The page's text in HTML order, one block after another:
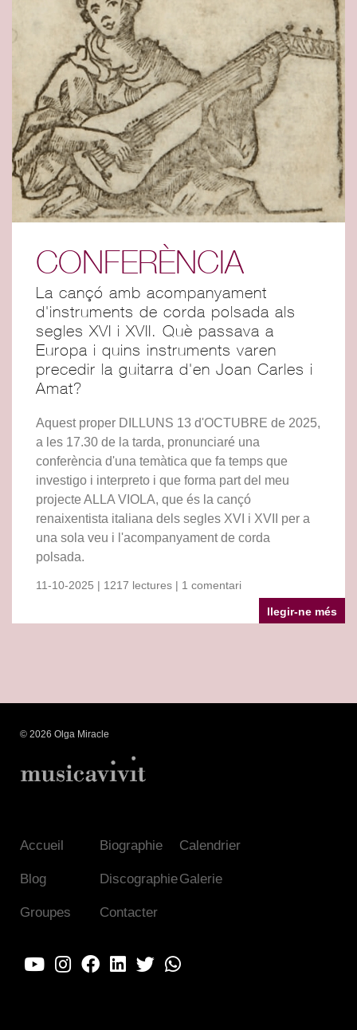
CONFERÈNCIA
La cançó amb acompanyament
d'instruments de corda polsada als
segles XVI i XVII. Què passava a
Europa i quins instruments varen
precedir la guitarra d'en Joan Carles i
Amat?
Aquest proper DILLUNS 13 d'OCTUBRE de 2025,
a les 17.30 de la tarda, pronunciaré una
conferència d'una temàtica que fa temps que
investigo i interpreto i que forma part del meu
projecte ALLA VIOLA, que és la cançó
renaixentista italiana dels segles XVI i XVII per a
una sola veu i l'acompanyament de corda
polsada.
11-10-2025 | 1217 lectures | 1 comentari
llegir-ne més
© 2026 Olga Miracle
Accueil Biographie Calendrier
Blog DiscographieGalerie
Groupes Contacter